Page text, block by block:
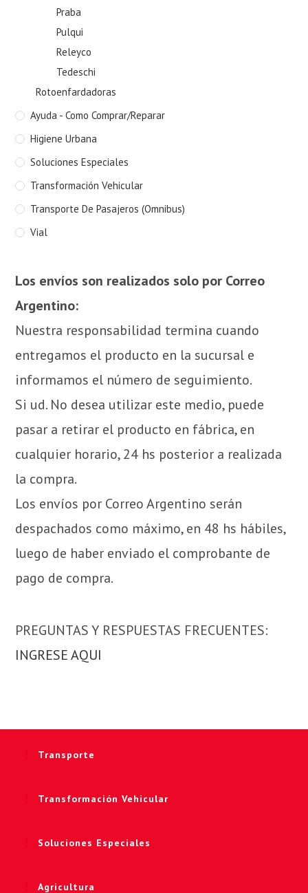
Praba
Pulqui
Releyco
Tedeschi
Rotoenfardadoras
Ayuda - Como Comprar/Reparar
Higiene Urbana
Soluciones Especiales
Transformación Vehicular
Transporte De Pasajeros (Omnibus)
Vial
Los envíos son realizados solo por Correo
Argentino:
Nuestra responsabilidad termina cuando
entregamos el producto en la sucursal e
informamos el número de seguimiento.
Si ud. No desea utilizar este medio, puede
pasar a retirar el producto en fábrica, en
cualquier horario, 24 hs posterior a realizada
la compra.
Los envíos por Correo Argentino serán
despachados como máximo, en 48 hs hábiles,
luego de haber enviado el comprobante de
pago de compra.
PREGUNTAS Y RESPUESTAS FRECUENTES:
INGRESE AQUI
Transporte
Transformación Vehicular
Soluciones Especiales
Agricultura